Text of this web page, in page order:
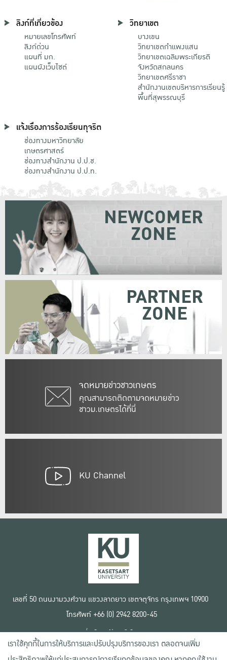
ลิงก์ที่เกี่ยวข้อง
หมายเลขโทรศัพท์
ลิงก์ด่วน
แผนที่ มก.
แผนผังเว็บไซต์
วิทยาเขต
บางเขน
วิทยาเขตกําแพงแสน
วิทยาเขตเฉลิมพระเกียรติ
จังหวัดสกลนคร
วิทยาเขตศรีราชา
สำนักงานเขตบริหารการเรียนรู้
พื้นที่สุพรรณบุรี
แจ้งเรื่องการร้องเรียนทุจริต
ช่องทางมหาวิทยาลัย
เกษตรศาสตร์
ช่องทางสำนักงาน ป.ป.ช.
ช่องทางสำนักงาน ป.ป.ท.
จดหมายข่าวชาวเกษตร
คุณสามารถติดตามจดหมายข่าว
ชาวม.เกษตรได้ที่นี่
NEWCOMER
ZONE
PARTNER
ZONE
KU Channel
เลขที่ 50 ถนนงามวงศ์วาน แขวงลาดยาว เขตจตุจักร กรุงเทพฯ 10900
โทรศัพท์ +66 (0) 2942 8200-45
เงื่อนไขการใช้งานเว็บไซต์
ข้อตกลงด้านสิทธิ์ใช้งาน
นโยบายความเป็นส่วนตัว
เราใช้คุกกี้ในการให้บริการและปรับปรุงบริการของเรา ตลอดจนเพิ่ม